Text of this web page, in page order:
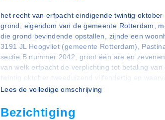
het recht van erfpacht eindigende twintig
grond, eigendom van de gemeente Rotterdam,
die grond bevindende opstallen, zijnde een
3191 JL Hoogvliet (gemeente Rotterdam),
sectie B nummer 2042, groot één are en
van welk erfpacht de verplichting tot betaling
twintig oktober tweeduizend vijfendertig en
éénduizend achtenvijftig euro en tweeëntwintig
Lees de volledige omschrijving
Bezichtiging